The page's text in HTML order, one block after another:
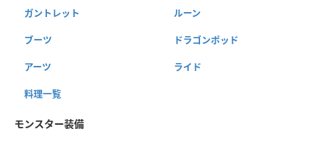
ガントレット ルーン
ブーツ ドラゴンポッド
アーツ ライド
料理一覧
モンスター装備